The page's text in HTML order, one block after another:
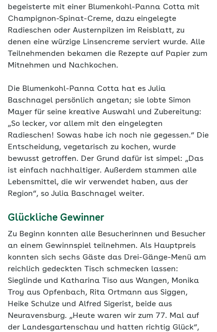
begeisterte mit einer Blumenkohl-Panna Cotta mit
Champignon-Spinat-Creme, dazu eingelegte
Radieschen oder Austernpilzen im Reisblatt, zu
denen eine würzige Linsencreme serviert wurde. Alle
Teilnehmenden bekamen die Rezepte auf Papier zum
Mitnehmen und Nachkochen.
Die Blumenkohl-Panna Cotta hat es Julia
Baschnagel persönlich angetan; sie lobte Simon
Mayer für seine kreative Auswahl und Zubereitung:
„So lecker, vor allem mit den eingelegten
Radieschen! Sowas habe ich noch nie gegessen.“ Die
Entscheidung, vegetarisch zu kochen, wurde
bewusst getroffen. Der Grund dafür ist simpel: „Das
ist einfach nachhaltiger. Außerdem stammen alle
Lebensmittel, die wir verwendet haben, aus der
Region“, so Julia Baschnagel weiter.
Glückliche Gewinner
Zu Beginn konnten alle Besucherinnen und Besucher
an einem Gewinnspiel teilnehmen. Als Hauptpreis
konnten sich sechs Gäste das Drei-Gänge-Menü am
reichlich gedeckten Tisch schmecken lassen:
Sieglinde und Katharina Tiso aus Wangen, Monika
Troy aus Opfenbach, Rita Ortmann aus Siggen,
Heike Schulze und Alfred Sigerist, beide aus
Neuravensburg. „Heute waren wir zum 77. Mal auf
der Landesgartenschau und hatten richtig Glück“,